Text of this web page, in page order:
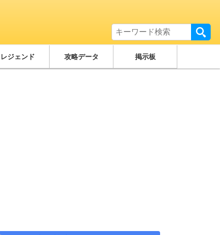
レジェンド 攻略データ 掲示板